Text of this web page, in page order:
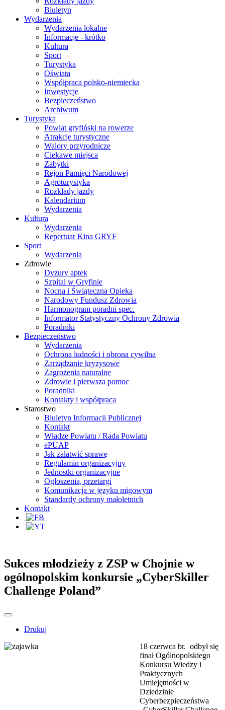
Biuletyn
Wydarzenia
Wydarzenia lokalne
Informacje - krótko
Kultura
Sport
Turystyka
Oświata
Współpraca polsko-niemiecka
Inwestycje
Bezpieczeństwo
Archiwum
Turystyka
Powiat gryfiński na rowerze
Atrakcje turystyczne
Walory przyrodnicze
Ciekawe miejsca
Zabytki
Rejon Pamięci Narodowej
Agroturystyka
Rozkłady jazdy
Kalendarium
Wydarzenia
Kultura
Wydarzenia
Repertuar Kina GRYF
Sport
Wydarzenia
Zdrowie
Dyżury aptek
Szpital w Gryfinie
Nocna i Świąteczna Opieka
Narodowy Fundusz Zdrowia
Harmonogram poradni spec.
Informator Statystyczny Ochrony Zdrowia
Poradniki
Bezpieczeństwo
Wydarzenia
Ochrona ludności i obrona cywilna
Zarządzanie kryzysowe
Zagrożenia naturalne
Zdrowie i pierwsza pomoc
Poradniki
Kontakty i współpraca
Starostwo
Biuletyn Informacji Publicznej
Kontakt
Władze Powiatu / Rada Powiatu
ePUAP
Jak załatwić sprawę
Regulamin organizacyjny
Jednostki organizacyjne
Ogłoszenia, przetargi
Komunikacja w języku migowym
Standardy ochrony małoletnich
Kontakt
Sukces młodzieży z ZSP w Chojnie w
ogólnopolskim konkursie „CyberSkiller
Challenge Poland”
Drukuj
18 czerwca br. odbył się
finał Ogólnopolskiego
Konkursu Wiedzy i
Praktycznych
Umiejętności w
Dziedzinie
Cyberbezpieczeństwa